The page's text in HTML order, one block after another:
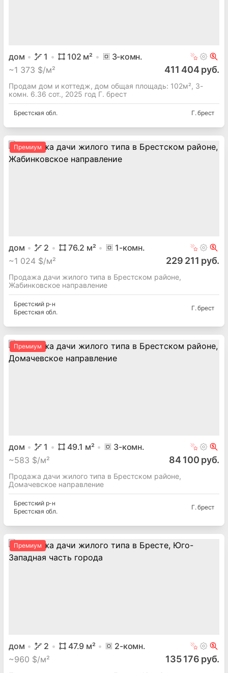
дом 1 102 м² 3-комн.
~1 373 $/м² 411 404 руб.
Продам дом и коттедж, дом общая площадь: 102м², 3-
комн. 6.36 сот., 2025 год Г. брест
Брестская обл. Г. брест
Премиум
дом 2 76.2 м² 1-комн.
~1 024 $/м² 229 211 руб.
Продажа дачи жилого типа в Брестском районе,
Жабинковское направление
Брестский р-н
Брестская обл.
Г. брест
Премиум
дом 1 49.1 м² 3-комн.
~583 $/м² 84 100 руб.
Продажа дачи жилого типа в Брестском районе,
Домачевское направление
Брестский р-н
Брестская обл.
Г. брест
Премиум
дом 2 47.9 м² 2-комн.
~960 $/м² 135 176 руб.